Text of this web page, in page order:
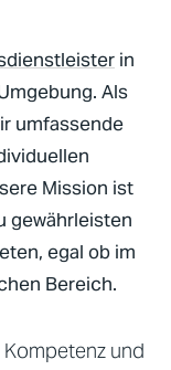
in
Als
umfassende
Mission ist
gewährleisten
egal ob im
Bereich.
und